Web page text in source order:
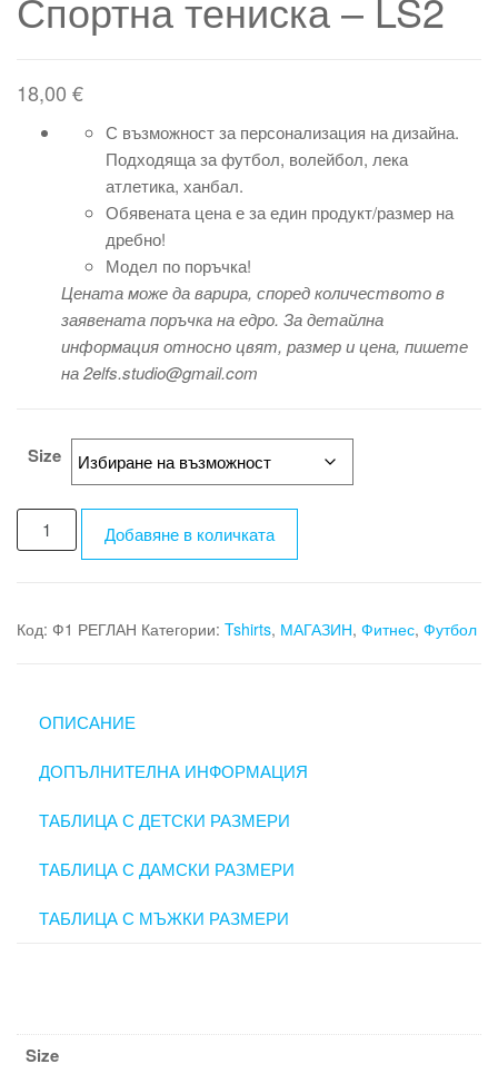
18,00 €
С възможност за персонализация на дизайна.
Подходяща за футбол, волейбол, лека
атлетика, ханбал.
Обявената цена е за един продукт/размер на
дребно!
Модел по поръчка!
Цената може да варира, според количеството в
заявената поръчка на едро. За детайлна
информация относно цвят, размер и цена, пишете
на 2elfs.studio@gmail.com
Size
количество
за
-
Добавяне в количката
Код: Ф1 РЕГЛАН Категории: Tshirts, МАГАЗИН, Фитнес, Футбол
ОПИСАНИЕ
ДОПЪЛНИТЕЛНА ИНФОРМАЦИЯ
ТАБЛИЦА С ДЕТСКИ РАЗМЕРИ
ТАБЛИЦА С ДАМСКИ РАЗМЕРИ
ТАБЛИЦА С МЪЖКИ РАЗМЕРИ
Size